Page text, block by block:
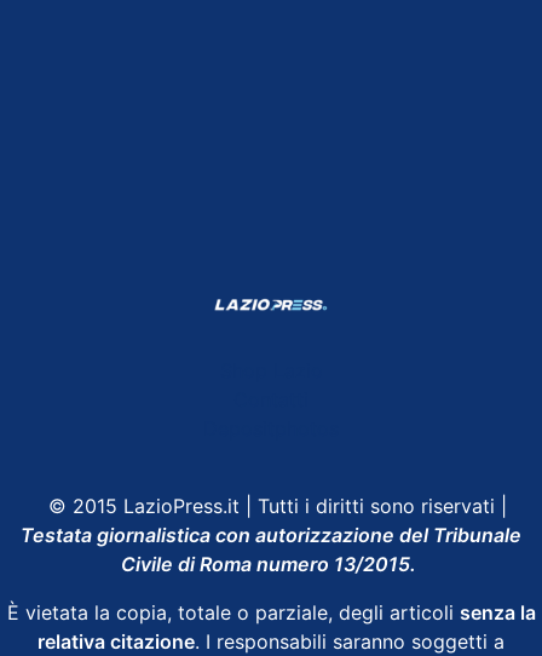
© 2015 LazioPress.it | Tutti i diritti sono riservati |
Testata giornalistica con autorizzazione del Tribunale
Civile di Roma numero 13/2015.
È vietata la copia, totale o parziale, degli articoli senza la
relativa citazione. I responsabili saranno soggetti a